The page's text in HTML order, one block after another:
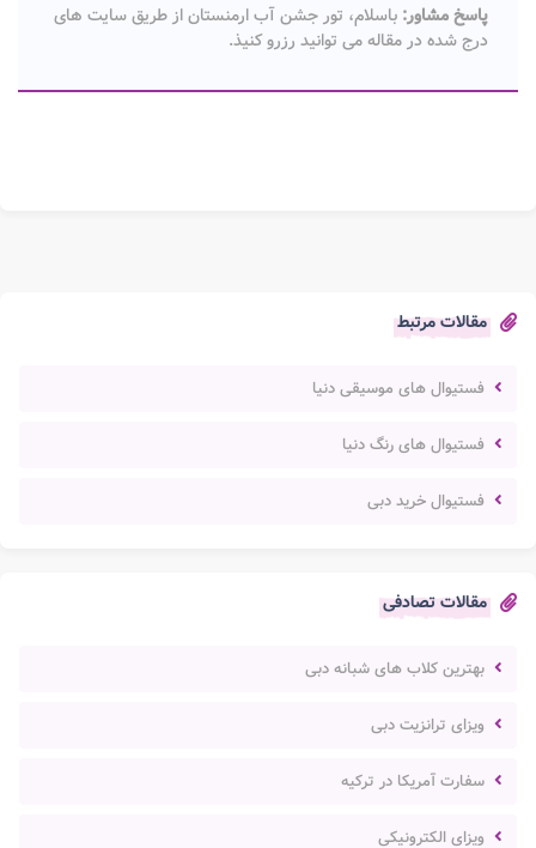
مقالات مرتبط
فستیوال های موسیقی دنیا
فستیوال های رنگ دنیا
فستیوال خرید دبی
مقالات تصادفی
بهترین کلاب های شبانه دبی
ویزای ترانزیت دبی
سفارت آمریکا در ترکیه
ویزای الکترونیکی
پاسخ مشاور: باسلام، تور جشن آب ارمنستان از طریق سایت های
درج شده در مقاله می توانید رزرو کنیذ.